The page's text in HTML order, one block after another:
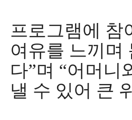
프로그램에
여유를 느끼며
다”며 “어머니
낼 수 있어 큰